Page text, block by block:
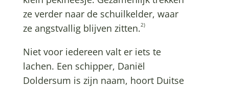
ze verder naar de schuilkelder, waar
ze angstvallig blijven zitten.2)
Niet voor iedereen valt er iets te
lachen. Een schipper, Daniël
Doldersum is zijn naam, hoort Duitse